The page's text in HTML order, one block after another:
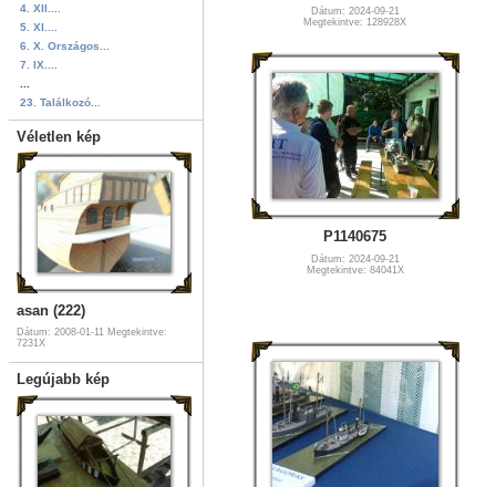
4. XII....
5. XI....
6. X. Országos...
7. IX....
23. Találkozó...
Véletlen kép
asan (222)
Dátum: 2008-01-11 Megtekintve:
7231X
Legújabb kép
Dátum: 2024-09-21
Megtekintve: 128928X
P1140675
Dátum: 2024-09-21
Megtekintve: 84041X